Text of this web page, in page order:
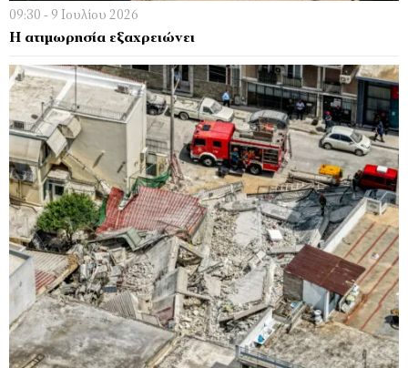
09:30 - 9 Ιουλίου 2026
Η ατιμωρησία εξαχρειώνει